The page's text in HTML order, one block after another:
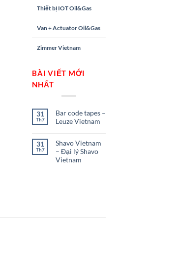
Thiết bị IOT Oil&Gas
Van + Actuator Oil&Gas
Zimmer Vietnam
BÀI VIẾT MỚI
NHẤT
31
Th7
Bar code tapes –
Leuze Vietnam
31
Th7
Shavo Vietnam
– Đại lý Shavo
Vietnam